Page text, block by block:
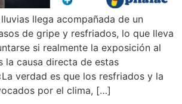
llega acompañada de un
de gripe y resfriados, lo que lleva
si realmente la exposición al
la causa directa de estas
verdad es que los resfriados y la
por el clima, […]